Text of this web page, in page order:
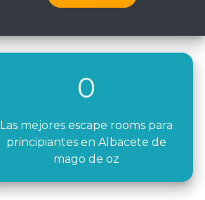
0
Las mejores escape rooms para
principiantes en Albacete de
mago de oz